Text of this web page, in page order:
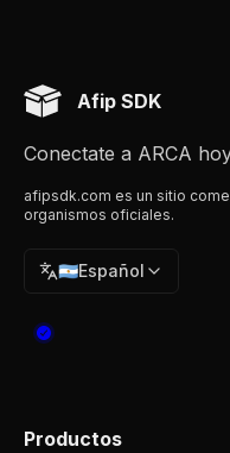
Afip SDK
Conectate a ARCA
afipsdk.com es un sitio
organismos oficiales.
🇦🇷Español
Productos